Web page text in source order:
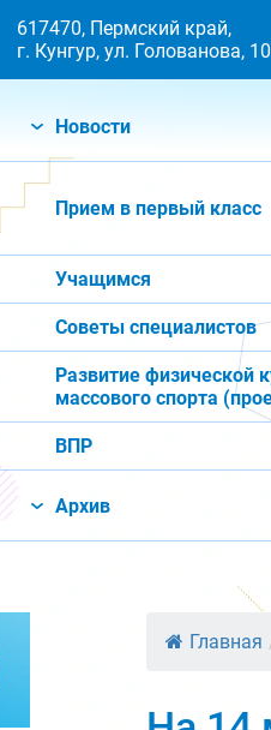
617470, Пермский край,
г. Кунгур, ул. Голованова,
Новости
Прием в первый класс
Учащимся
Советы специалистов
Развитие физической
массового спорта
ВПР
Архив
Главная